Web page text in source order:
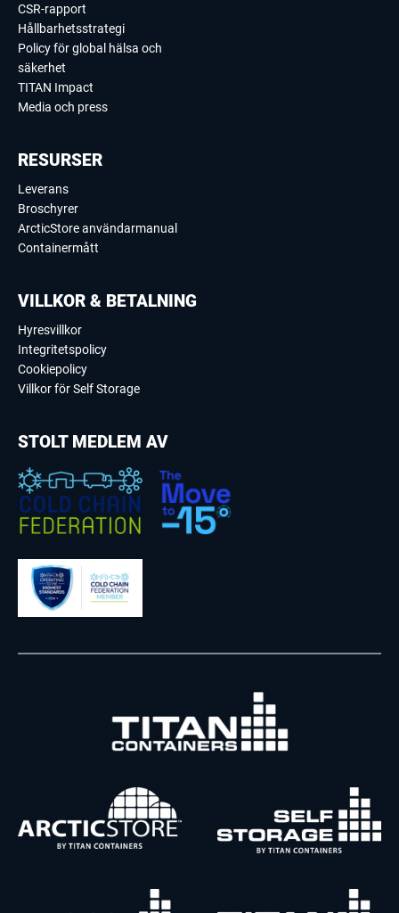
CSR-rapport
Hållbarhetsstrategi
Policy för global hälsa och
säkerhet
TITAN Impact
Media och press
RESURSER
Leverans
Broschyrer
ArcticStore användarmanual
Containermått
VILLKOR & BETALNING
Hyresvillkor
Integritetspolicy
Cookiepolicy
Villkor för Self Storage
STOLT MEDLEM AV